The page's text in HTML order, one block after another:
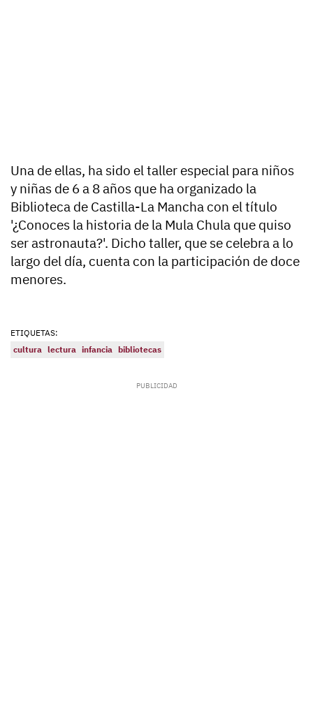
Una de ellas, ha sido el taller especial para niños
y niñas de 6 a 8 años que ha organizado la
Biblioteca de Castilla-La Mancha con el título
'¿Conoces la historia de la Mula Chula que quiso
ser astronauta?'. Dicho taller, que se celebra a lo
largo del día, cuenta con la participación de doce
menores.
ETIQUETAS:
cultura lectura infancia bibliotecas